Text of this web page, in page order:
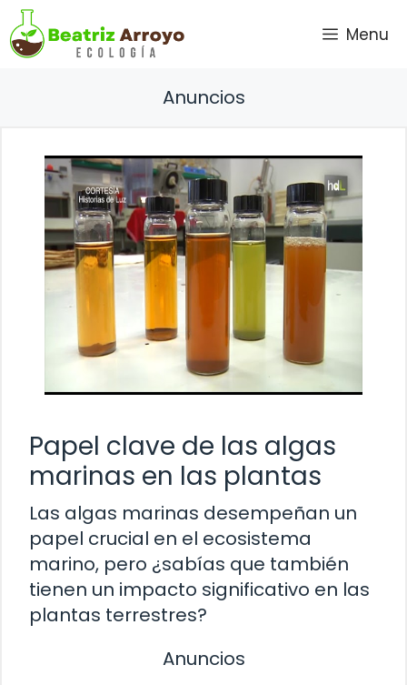
Saltar
al
contenido
Menu
Anuncios
Papel clave de las algas
marinas en las plantas
Las algas marinas desempeñan un
papel crucial en el ecosistema
marino, pero ¿sabías que también
tienen un impacto significativo en las
plantas terrestres?
Anuncios